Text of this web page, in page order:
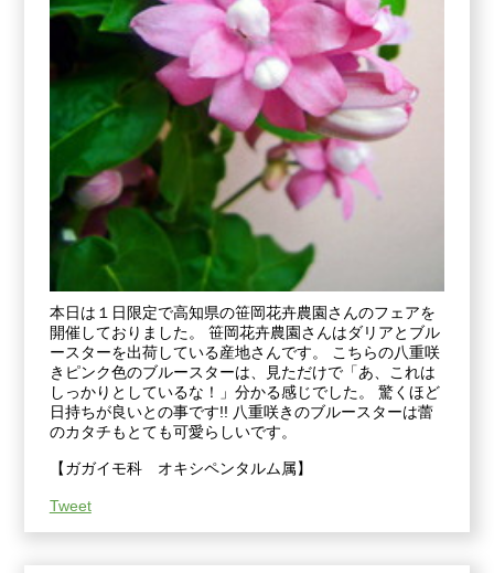
本日は１日限定で高知県の笹岡花卉農園さんのフェアを
開催しておりました。 笹岡花卉農園さんはダリアとブル
ースターを出荷している産地さんです。 こちらの八重咲
きピンク色のブルースターは、見ただけで「あ、これは
しっかりとしているな！」分かる感じでした。 驚くほど
日持ちが良いとの事です!! 八重咲きのブルースターは蕾
のカタチもとても可愛らしいです。
【ガガイモ科 オキシペンタルム属】
Tweet